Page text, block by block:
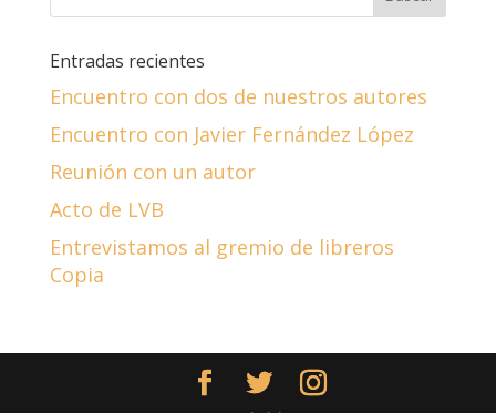
Entradas recientes
Encuentro con dos de nuestros autores
Encuentro con Javier Fernández López
Reunión con un autor
Acto de LVB
Entrevistamos al gremio de libreros
Copia